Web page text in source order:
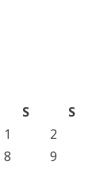
S
S
1
2
8
9